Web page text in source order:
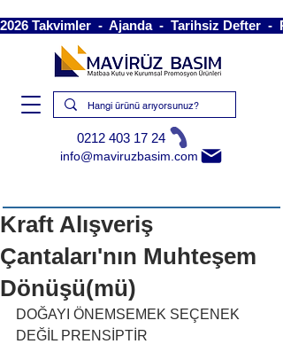
2026 Takvimler  -  Ajanda  -  Tarihsiz Defter
0212 403 17 24
info@maviruzbasim.com
Kraft Alışveriş
Çantaları'nın Muhteşem
Dönüşü(mü)
DOĞAYI ÖNEMSEMEK SEÇENEK
DEĞİL PRENSİPTİR